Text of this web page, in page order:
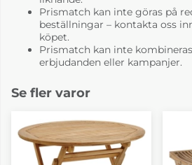
Prismatch kan inte göras på
beställningar – kontakta oss
köpet.
Prismatch kan inte
erbjudanden eller kampanjer.
Se fler varor